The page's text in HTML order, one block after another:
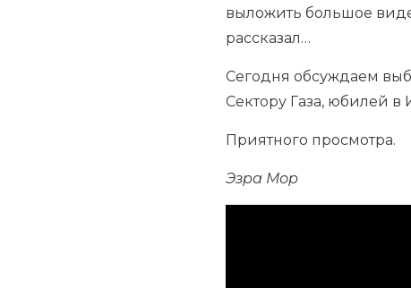
выложить большое
рассказал…
Сегодня обсуждаем
Сектору Газа, юбилей в
Приятного просмотра.
Эзра Мор